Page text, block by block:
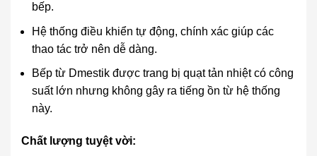
bếp.
Hệ thống điều khiển tự động, chính xác giúp các
thao tác trở nên dễ dàng.
Bếp từ Dmestik được trang bị quạt tản nhiệt có công
suất lớn nhưng không gây ra tiếng ồn từ hệ thống
này.
Chất lượng tuyệt vời: